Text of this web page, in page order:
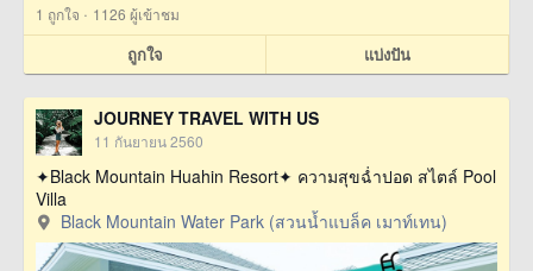
1 ถูกใจ · 1126 ผู้เข้าชม
ถูกใจ แบ่งปัน
JOURNEY TRAVEL WITH US
11 กันยายน 2560
✦Black Mountain Huahin Resort✦ ความสุขฉ่ำปอด สไตล์ Pool
Villa
Black Mountain Water Park (สวนน้ำแบล็ค เมาท์เทน)